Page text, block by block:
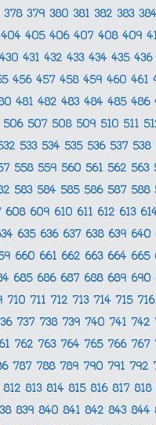
378 379 380 381 382 383 384
404 405 406 407 408 409
430 431 432 433 434 435 436
456 457 458 459 460 461
481 482 483 484 485 486
506 507 508 509 510 511
533 534 535 536 537 538
558 559 560 561 562 563
583 584 585 586 587 588
608 609 610 611 612 613
635 636 637 638 639 640
660 661 662 663 664 665
685 686 687 688 689 690
710 711 712 713 714 715 716
737 738 739 740 741 742
762 763 764 765 766 767
787 788 789 790 791 792
812 813 814 815 816 817 818
839 840 841 842 843 844